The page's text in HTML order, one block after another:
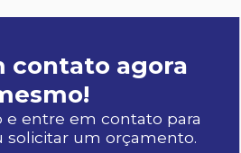
contato agora
e entre em contato para
solicitar um orçamento.